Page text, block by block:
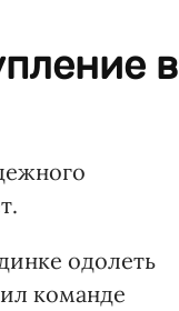
в
одолеть
команде